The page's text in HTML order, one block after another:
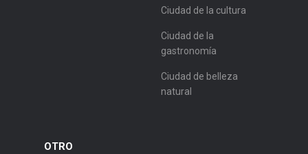
Ciudad de la cultura
Ciudad de la
gastronomía
Ciudad de belleza
natural
OTRO